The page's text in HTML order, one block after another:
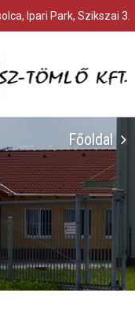
Ipari Park, Szikszai 3.
Főoldal